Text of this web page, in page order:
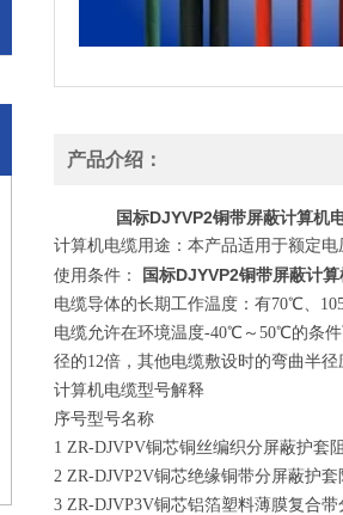
产品介绍：
国标DJYVP2铜带屏蔽计算机
计算机电缆用途：本产品适用于额定
使用条件：
国标DJYVP2铜带屏蔽计
电缆导体的长期工作温度：有70℃、
电缆允许在环境温度-40℃～50℃的条
径的12倍，其他电缆敷设时的弯曲半径
计算机电缆型号解释
序号型号名称
1 ZR-DJVPV铜芯铜丝编织分屏蔽护套
2 ZR-DJVP2V铜芯绝缘铜带分屏蔽护
3 ZR-DJVP3V铜芯铝箔塑料薄膜复合